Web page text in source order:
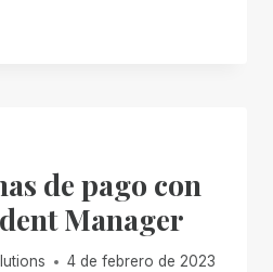
de pago con
Manager
4 de febrero de 2023